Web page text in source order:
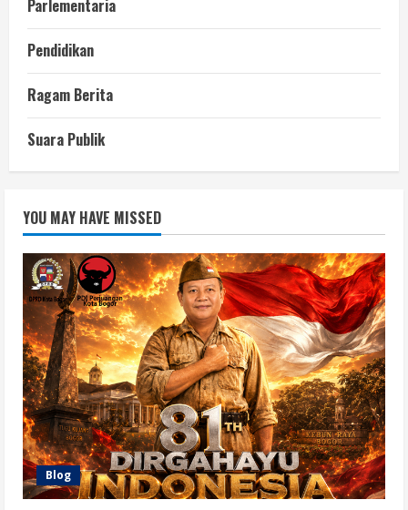
Parlementaria
Pendidikan
Ragam Berita
Suara Publik
YOU MAY HAVE MISSED
Blog